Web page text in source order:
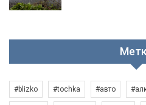
#blizko #tochka #авто